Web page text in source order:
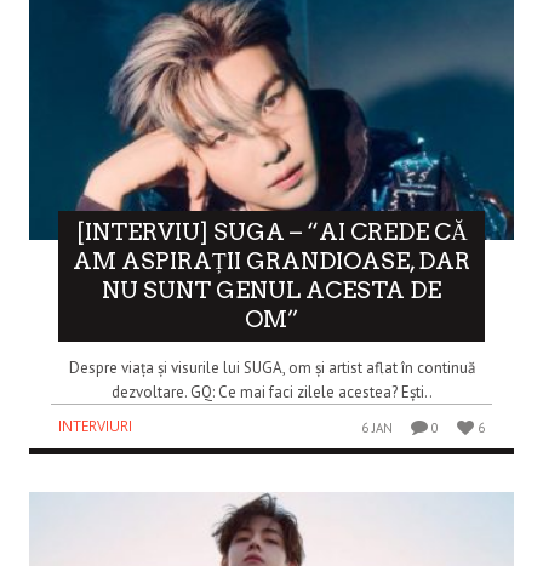
[INTERVIU] SUGA – “AI CREDE CĂ
AM ASPIRAȚII GRANDIOASE, DAR
NU SUNT GENUL ACESTA DE
OM”
Despre viața și visurile lui SUGA, om și artist aflat în continuă
dezvoltare. GQ: Ce mai faci zilele acestea? Ești..
INTERVIURI
6 JAN 0 6